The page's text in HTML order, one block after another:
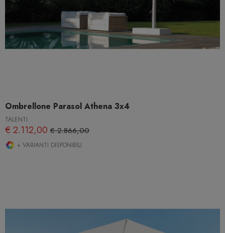
Ombrellone Parasol Athena 3x4
TALENTI
€ 2.112,00 € 2.866,00
+ VARIANTI DISPONIBILI